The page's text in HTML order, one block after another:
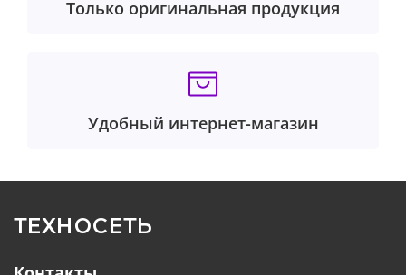
Только оригинальная продукция
Удобный интернет-магазин
ТЕХНОСЕТЬ